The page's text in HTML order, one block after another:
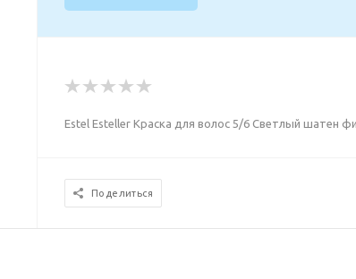
Estel Esteller Краска для волос 5/6 Светлый шатен
Поделиться